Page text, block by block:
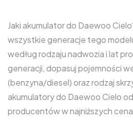
Jaki akumulator do Daewoo
wszystkie generacje tego
według rodzaju nadwozia i lat
generacji, dopasuj pojemności
(benzyna/diesel) oraz rodzaj
akumulatory do Daewoo Cielo
producentów w najniższych